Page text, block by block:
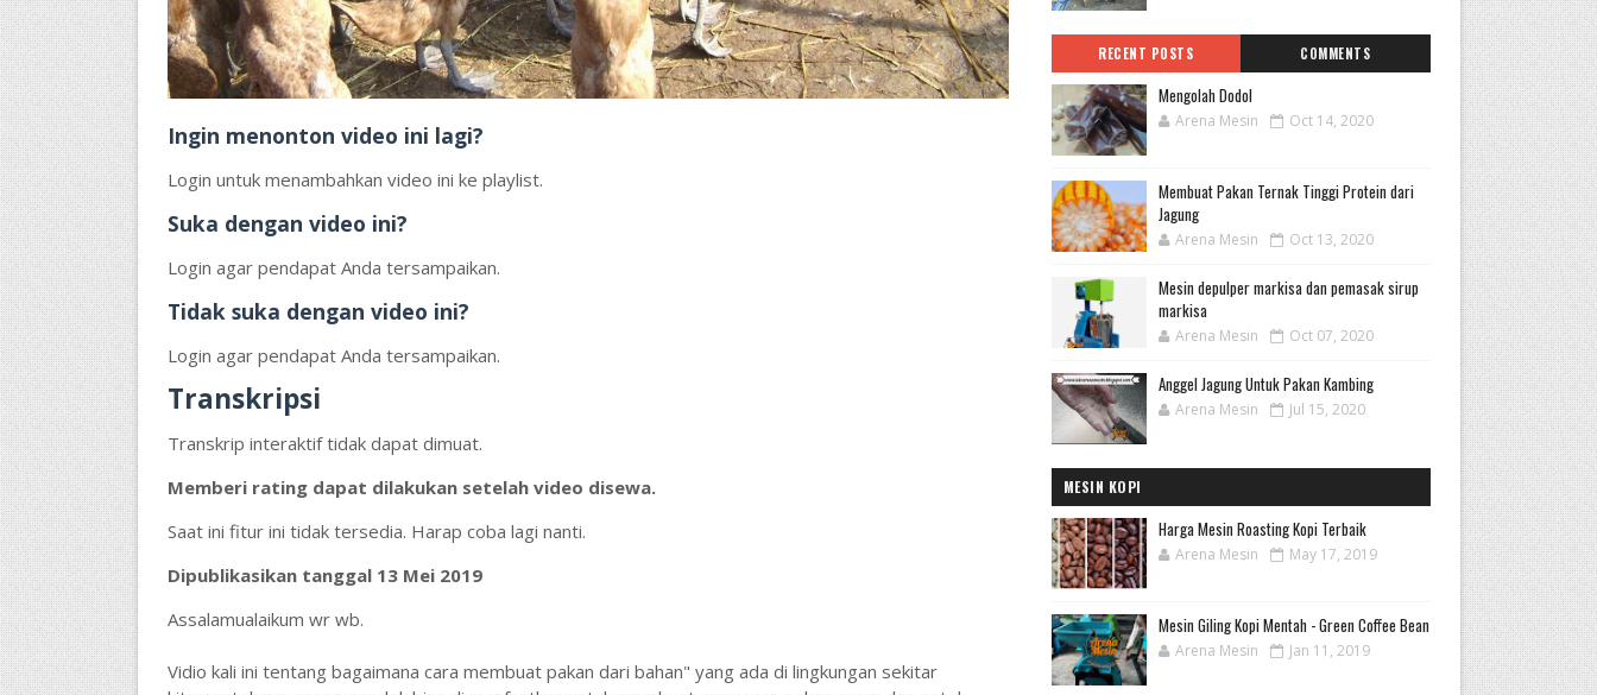
Ingin menonton video ini lagi?
Login untuk menambahkan video ini ke playlist.
Suka dengan video ini?
Login agar pendapat Anda tersampaikan.
Tidak suka dengan video ini?
Login agar pendapat Anda tersampaikan.
Transkripsi
Transkrip interaktif tidak dapat dimuat.
Memberi rating dapat dilakukan setelah video disewa.
Saat ini fitur ini tidak tersedia. Harap coba lagi nanti.
Dipublikasikan tanggal 13 Mei 2019
Assalamualaikum wr wb.
Vidio kali ini tentang bagaimana cara membuat pakan dari bahan" yang ada di lingkungan sekitar
RECENT POSTS COMMENTS
Mengolah Dodol
Arena Mesin Oct 14, 2020
Membuat Pakan Ternak Tinggi Protein dari
Jagung
Arena Mesin Oct 13, 2020
Mesin depulper markisa dan pemasak sirup
markisa
Arena Mesin Oct 07, 2020
Anggel Jagung Untuk Pakan Kambing
Arena Mesin Jul 15, 2020
MESIN KOPI
Harga Mesin Roasting Kopi Terbaik
Arena Mesin May 17, 2019
Mesin Giling Kopi Mentah - Green Coffee Bean
Arena Mesin Jan 11, 2019